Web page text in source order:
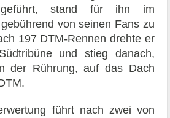
stand für ihn im
von seinen Fans zu
197 DTM-Rennen drehte er
und stieg danach,
der Rührung, auf das Dach
führt nach zwei von